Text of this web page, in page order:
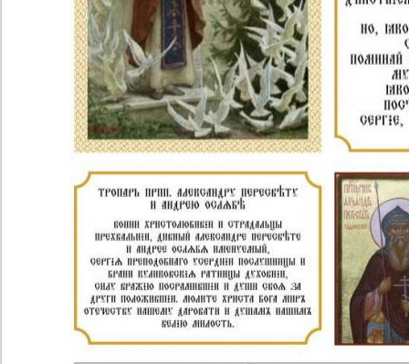
Свидетельство